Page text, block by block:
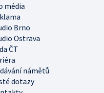
média
Brno
Ostrava
ČT
námětů
dotazy